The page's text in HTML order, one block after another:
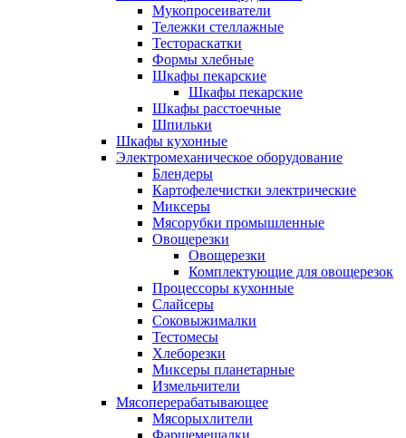
Мукопросеиватели
Тележки стеллажные
Тестораскатки
Формы хлебные
Шкафы пекарские
Шкафы пекарские
Шкафы расстоечные
Шпильки
Шкафы кухонные
Электромеханическое оборудование
Блендеры
Картофелечистки электрические
Миксеры
Мясорубки промышленные
Овощерезки
Овощерезки
Комплектующие для овощерезок
Процессоры кухонные
Слайсеры
Соковыжималки
Тестомесы
Хлеборезки
Миксеры планетарные
Измельчители
Мясоперерабатывающее
Мясорыхлители
Фаршемешалки